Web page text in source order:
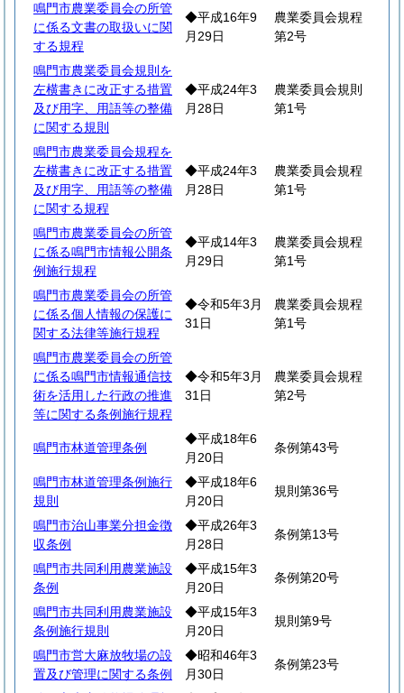
鳴門市農業委員会の所管
に係る文書の取扱いに関
する規程
◆平成16年9
月29日
農業委員会規程
第2号
鳴門市農業委員会規則を
左横書きに改正する措置
及び用字、用語等の整備
に関する規則
◆平成24年3
月28日
農業委員会規則
第1号
鳴門市農業委員会規程を
左横書きに改正する措置
及び用字、用語等の整備
に関する規程
◆平成24年3
月28日
農業委員会規程
第1号
鳴門市農業委員会の所管
に係る鳴門市情報公開条
例施行規程
◆平成14年3
月29日
農業委員会規程
第1号
鳴門市農業委員会の所管
に係る個人情報の保護に
関する法律等施行規程
◆令和5年3月
31日
農業委員会規程
第1号
鳴門市農業委員会の所管
に係る鳴門市情報通信技
術を活用した行政の推進
等に関する条例施行規程
◆令和5年3月
31日
農業委員会規程
第2号
鳴門市林道管理条例
◆平成18年6
月20日
条例第43号
鳴門市林道管理条例施行
規則
◆平成18年6
月20日
規則第36号
鳴門市治山事業分担金徴
収条例
◆平成26年3
月28日
条例第13号
鳴門市共同利用農業施設
条例
◆平成15年3
月20日
条例第20号
鳴門市共同利用農業施設
条例施行規則
◆平成15年3
月20日
規則第9号
鳴門市営大麻放牧場の設
置及び管理に関する条例
◆昭和46年3
月30日
条例第23号